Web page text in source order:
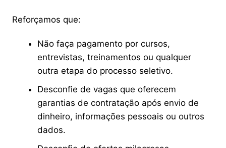
Reforçamos que:
Não faça pagamento por cursos,
entrevistas, treinamentos ou qualquer
outra etapa do processo seletivo.
Desconfie de vagas que oferecem
garantias de contratação após envio de
dinheiro, informações pessoais ou outros
dados.